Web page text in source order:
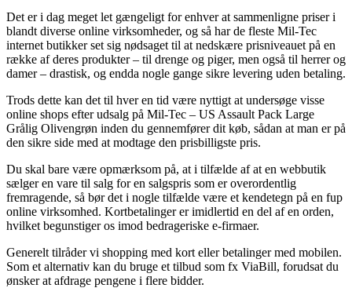
Det er i dag meget let gængeligt for enhver at sammenligne priser i
blandt diverse online virksomheder, og så har de fleste Mil-Tec
internet butikker set sig nødsaget til at nedskære prisniveauet på en
række af deres produkter – til drenge og piger, men også til herrer og
damer – drastisk, og endda nogle gange sikre levering uden betaling.
Trods dette kan det til hver en tid være nyttigt at undersøge visse
online shops efter udsalg på Mil-Tec – US Assault Pack Large
Grålig Olivengrøn inden du gennemfører dit køb, sådan at man er på
den sikre side med at modtage den prisbilligste pris.
Du skal bare være opmærksom på, at i tilfælde af at en webbutik
sælger en vare til salg for en salgspris som er overordentlig
fremragende, så bør det i nogle tilfælde være et kendetegn på en fup
online virksomhed. Kortbetalinger er imidlertid en del af en orden,
hvilket begunstiger os imod bedrageriske e-firmaer.
Generelt tilråder vi shopping med kort eller betalinger med mobilen.
Som et alternativ kan du bruge et tilbud som fx ViaBill, forudsat du
ønsker at afdrage pengene i flere bidder.